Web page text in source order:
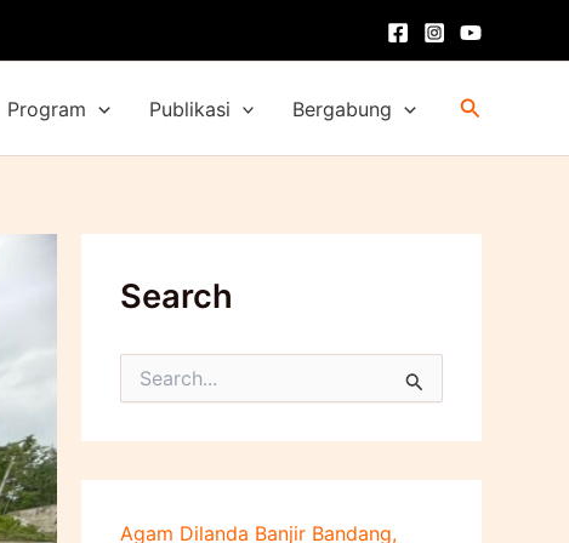
Program Publikasi Bergabung Cari
Search
a
u
t
Agam Dilanda Banjir Bandang,